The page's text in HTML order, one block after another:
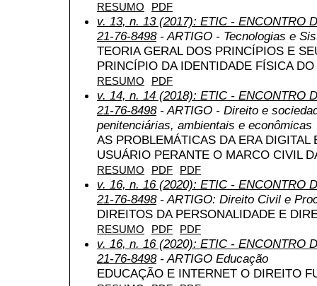
RESUMO PDF
v. 13, n. 13 (2017): ETIC - ENCONTRO
21-76-8498- ARTIGO - Tecnologias e
TEORIA GERAL DOS PRINCÍPIOS E
PRINCÍPIO DA IDENTIDADE FÍSICA
RESUMO PDF
v. 14, n. 14 (2018): ETIC - ENCONTRO
21-76-8498- ARTIGO - Direito e
penitenciárias, ambientais e econômicas
AS PROBLEMÁTICAS DA ERA DIGITAL
USUÁRIO PERANTE O MARCO CIVIL
RESUMO PDF PDF
v. 16, n. 16 (2020): ETIC - ENCONTRO
21-76-8498- ARTIGO: Direito Civil e
DIREITOS DA PERSONALIDADE E
RESUMO PDF PDF
v. 16, n. 16 (2020): ETIC - ENCONTRO
21-76-8498- ARTIGO Educação
EDUCAÇÃO E INTERNET O DIREITO